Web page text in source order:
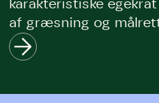
karakteristiske
af græsning og
naturpleje. Samtidig
lysåbne overdrev,
Sønderup Å, så